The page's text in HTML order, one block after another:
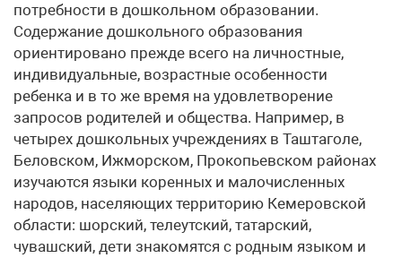
потребности в дошкольном образовании.
Содержание дошкольного образования
ориентировано прежде всего на личностные,
индивидуальные, возрастные особенности
ребенка и в то же время на удовлетворение
запросов родителей и общества. Например, в
четырех дошкольных учреждениях в Таштаголе,
Беловском, Ижморском, Прокопьевском районах
изучаются языки коренных и малочисленных
народов, населяющих территорию Кемеровской
области: шорский, телеутский, татарский,
чувашский, дети знакомятся с родным языком и